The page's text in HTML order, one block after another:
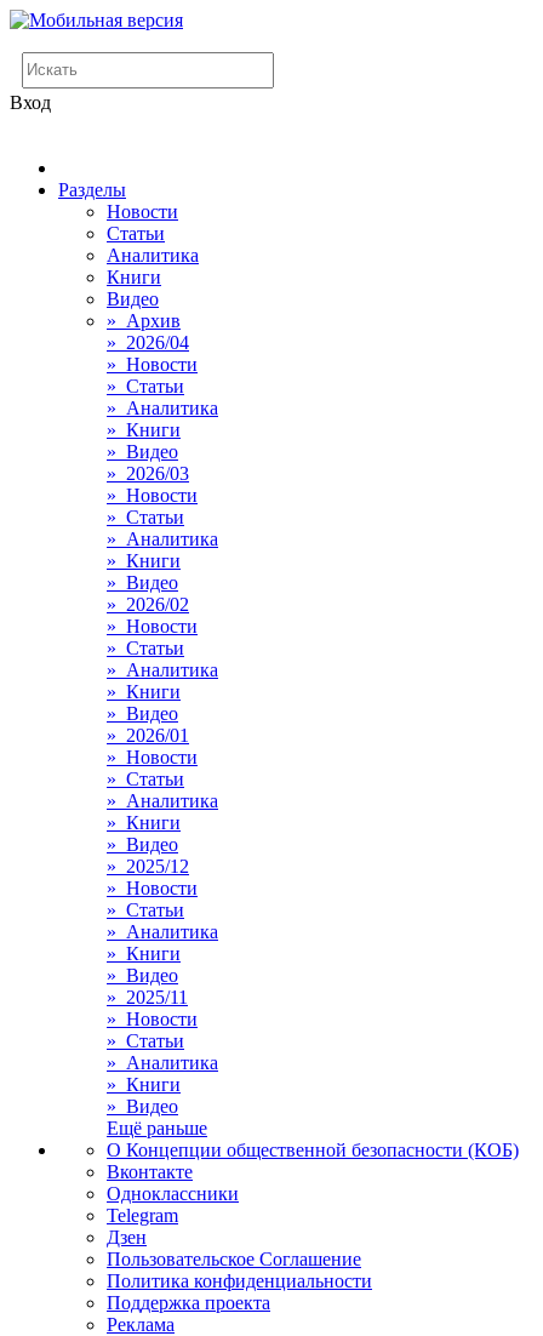
Вход
Разделы
Новости
Статьи
Аналитика
Книги
Видео
» Архив
» 2026/04
» Новости
» Статьи
» Аналитика
» Книги
» Видео
» 2026/03
» Новости
» Статьи
» Аналитика
» Книги
» Видео
» 2026/02
» Новости
» Статьи
» Аналитика
» Книги
» Видео
» 2026/01
» Новости
» Статьи
» Аналитика
» Книги
» Видео
» 2025/12
» Новости
» Статьи
» Аналитика
» Книги
» Видео
» 2025/11
» Новости
» Статьи
» Аналитика
» Книги
» Видео
Ещё раньше
О Концепции общественной безопасности (КОБ)
Вконтакте
Одноклассники
Telegram
Дзен
Пользовательское Соглашение
Политика конфиденциальности
Поддержка проекта
Реклама